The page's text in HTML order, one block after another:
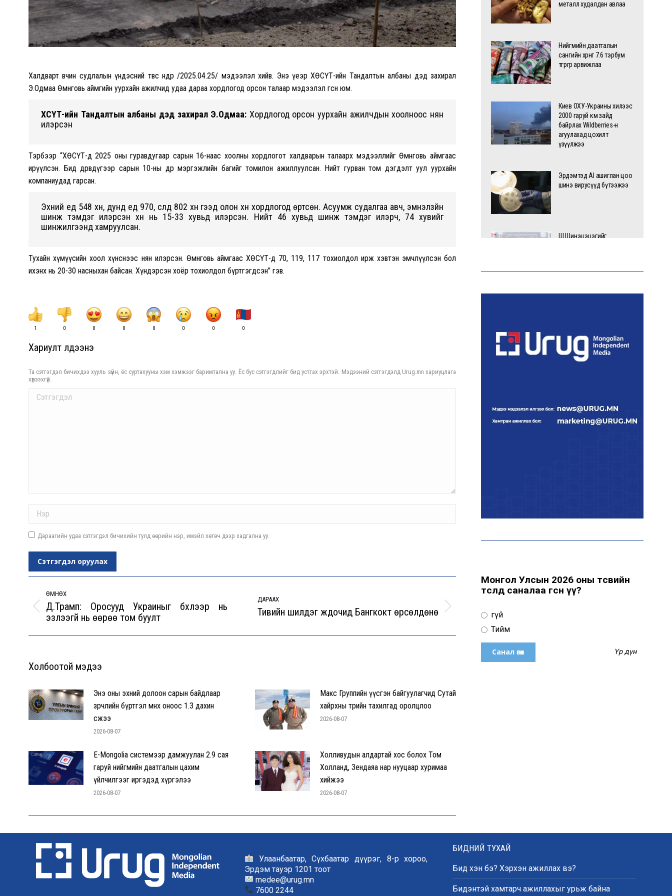
Халдварт өвчин судлалын үндэсний төвөөс өнөөдөр /2025.04.25/ мэдээлэл хийв. Энэ үеэр ХӨСҮТ-ийн Тандалтын албаны дэд захирал
Э.Одмаа Өмнөговь аймгийн уурхайн ажилчид удаа дараа хордлогод орсон талаар мэдээлэл өгсөн юм.
ХӨСҮТ-ийн Тандалтын албаны дэд захирал Э.Одмаа: Хордлогод орсон уурхайн ажилчдын хоолноос нян
илэрсэн
Тэрбээр “ХӨСҮТ-д 2025 оны гуравдугаар сарын 16-наас хоолны хордлогот халдварын талаарх мэдээллийг Өмнөговь аймгаас
ирүүлсэн. Бид дөрөвдүгээр сарын 10-ны өдөр мэргэжлийн багийг томилон ажиллуулсан. Нийт гурван том дэгдэлт уул уурхайн
компаниудад гарсан.
Эхний үед 548 хүн, дунд үед 970, сүүлд 802 хүн гээд олон хүн хордлогод өртсөн. Асуумж судалгаа авч, эмнэлзүйн
шинж тэмдэг илэрсэн хүн нь 15-33 хувьд илэрсэн. Нийт 46 хувьд шинж тэмдэг илэрч, 74 хувийг
шинжилгээнд хамруулсан.
Тухайн хүмүүсийн хоол хүнснээс нян илэрсэн. Өмнөговь аймгаас ХӨСҮТ-д 70, 119, 117 тохиолдол ирж хэвтэн эмчлүүлсэн бол
ихэнх нь 20-30 насныхан байсан. Хүндэрсэн хоёр тохиолдол бүртгэгдсэн” гэв.
1 0 0 0 0 0 0 0
Хариулт үлдээнэ үү
Та сэтгэгдэл бичихдээ хууль зүйн, ёс суртахууны хэм хэмжээг баримтална уу. Ёс бус сэтгэгдлийг бид устгах эрхтэй. Мэдээний сэтгэгдэлд Urug.mn хариуцлага
хүлээхгүй.
Comment
Дараагийн удаа сэтгэгдэл бичихийн тулд өөрийн нэр, имэйл хөтөч дээр хадгална уу.
Сэтгэгдэл оруулах
navigation
ӨМНӨХ
Previous
Д.Трамп: Оросууд Украиныг бүхлээр нь
эзлээгүй нь өөрөө том буулт
ДАРААХ
Next
Тивийн шилдэг жүдочид Бангкокт өрсөлдөнө
Холбоотой мэдээ
Энэ оны эхний долоон сарын байдлаар
зөрчлийн бүртгэл өмнөх оноос 1.3 дахин
өсжээ
2026-08-07
Макс Группийн үүсгэн байгуулагчид Сутай
хайрхны төрийн тахилгад оролцлоо
2026-08-07
E-Mongolia системээр дамжуулан 2.9 сая
гаруй нийгмийн даатгалын цахим
үйлчилгээг иргэдэд хүргэлээ
2026-08-07
Холливудын алдартай хос болох Том
Холланд, Зендаяа нар нууцаар хуримаа
хийжээ
2026-08-07
металл худалдан авлаа
Нийгмийн даатгалын
сангийн хөрөнгө 7.6 тэрбум
төгрөгөөр арвижлаа
Киев ОХУ-Украины хилээс
2000 гаруй км зайд
байрлах Wildberries-н
агуулахад цохилт
үзүүлжээ
Эрдэмтэд AI ашиглан цоо
шинэ вирусүүд бүтээжээ
Ш.Шинэцэцэгийг
Meta компанийг 567 сая
Шатахууны нийлүүлэлт
“Сүхбаатар дүүрэгт
үйлдвэрлэв- 2026”
ХААН Банк Ногоон нуур
чухал төв Лейпцигийн
нисэх буудалд бөмбөгтэй
Монгол Улсын 2026 оны төсвийн
төсөлд саналаа өгсөн үү?
Үгүй
Тийм
Үр дүн
Улаанбаатар, Сүхбаатар дүүрэг, 8-р хороо,
Эрдэм тауэр 1201 тоот
medee@urug.mn
7600 2244
БИДНИЙ ТУХАЙ
Бид хэн бэ? Хэрхэн ажиллах вэ?
Бидэнтэй хамтарч ажиллахыг урьж байна